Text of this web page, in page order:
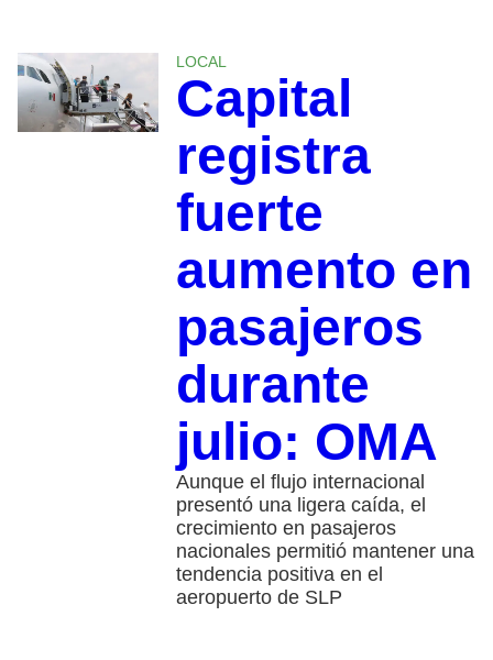
LOCAL
Capital
registra
fuerte
aumento en
pasajeros
durante
julio: OMA
Aunque el flujo internacional
presentó una ligera caída, el
crecimiento en pasajeros
nacionales permitió mantener una
tendencia positiva en el
aeropuerto de SLP